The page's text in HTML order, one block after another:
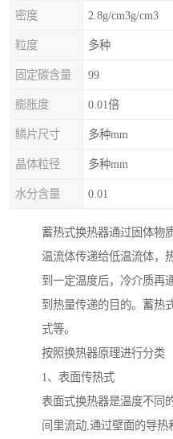
密度 2.8g/cm3g/cm3
粒度 多种
固定碳含量 99
膨胀度 0.01倍
鳞片尺寸 多种mm
晶体粒径 多种mm
水分含量 0.01
蓄热式换热器通过固体物
温流体传递给低温流体，
到一定温度后，冷介质再
到热量传递的目的。蓄热
式等。
按照换热器原理进行分类
1、表面传热式
表面式换热器是温度不同
间里流动,通过壁面的导